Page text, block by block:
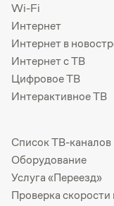
Wi-Fi
Интернет
Интернет в
Интернет с ТВ
Цифровое ТВ
Интерактивное ТВ
Список ТВ-каналов
Оборудование
Услуга «Переезд»
Проверка скорости